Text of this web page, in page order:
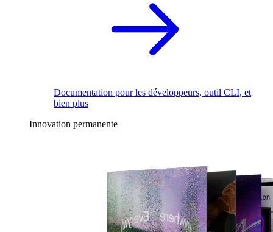
Documentation pour les développeurs, outil CLI, et
bien plus
Innovation permanente